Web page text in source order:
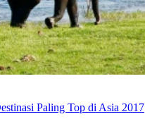
Paling Top di Asia 2017